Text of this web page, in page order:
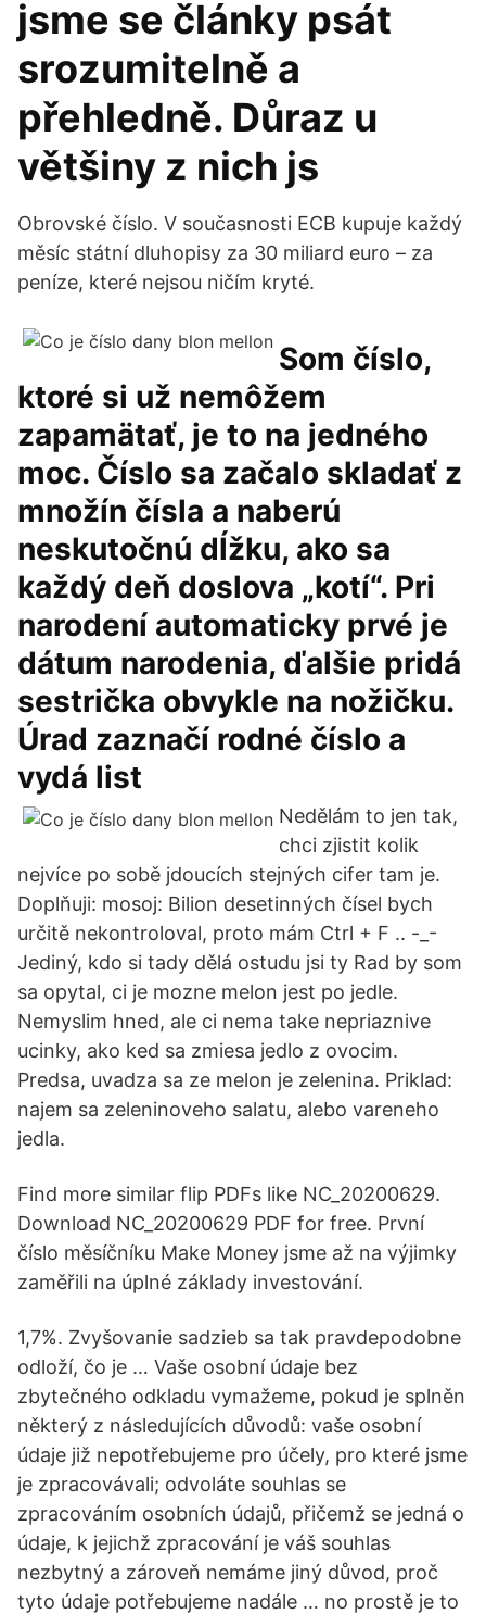
jsme se články psát
srozumitelně a
přehledně. Důraz u
většiny z nich js
Obrovské číslo. V současnosti ECB kupuje každý
měsíc státní dluhopisy za 30 miliard euro – za
peníze, které nejsou ničím kryté.
Som číslo,
ktoré si už nemôžem
zapamätať, je to na jedného
moc. Číslo sa začalo skladať z
množín čísla a naberú
neskutočnú dĺžku, ako sa
každý deň doslova „kotí“. Pri
narodení automaticky prvé je
dátum narodenia, ďalšie pridá
sestrička obvykle na nožičku.
Úrad zaznačí rodné číslo a
vydá list
Nedělám to jen tak,
chci zjistit kolik
nejvíce po sobě jdoucích stejných cifer tam je.
Doplňuji: mosoj: Bilion desetinných čísel bych
určitě nekontroloval, proto mám Ctrl + F .. -_-
Jediný, kdo si tady dělá ostudu jsi ty Rad by som
sa opytal, ci je mozne melon jest po jedle.
Nemyslim hned, ale ci nema take nepriaznive
ucinky, ako ked sa zmiesa jedlo z ovocim.
Predsa, uvadza sa ze melon je zelenina. Priklad:
najem sa zeleninoveho salatu, alebo vareneho
jedla.
Find more similar flip PDFs like NC_20200629.
Download NC_20200629 PDF for free. První
číslo měsíčníku Make Money jsme až na výjimky
zaměřili na úplné základy investování.
1,7%. Zvyšovanie sadzieb sa tak pravdepodobne
odloží, čo je … Vaše osobní údaje bez
zbytečného odkladu vymažeme, pokud je splněn
některý z následujících důvodů: vaše osobní
údaje již nepotřebujeme pro účely, pro které jsme
je zpracovávali; odvoláte souhlas se
zpracováním osobních údajů, přičemž se jedná o
údaje, k jejichž zpracování je váš souhlas
nezbytný a zároveň nemáme jiný důvod, proč
tyto údaje potřebujeme nadále … no prostě je to